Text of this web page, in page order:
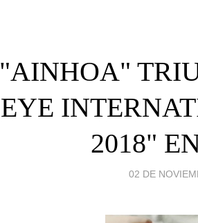
"AINHOA"
EYE
2018"
02 DE